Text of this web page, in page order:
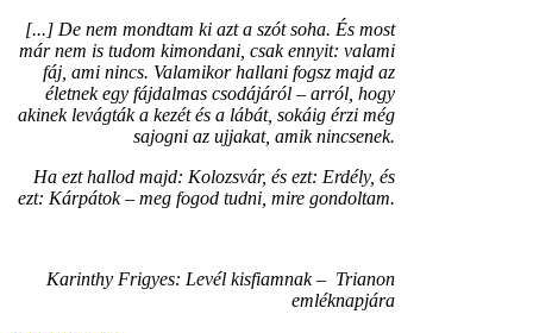
[...] De nem mondtam ki azt a szót soha. És most
már nem is tudom kimondani, csak ennyit: valami
fáj, ami nincs. Valamikor hallani fogsz majd az
életnek egy fájdalmas csodájáról – arról, hogy
akinek levágták a kezét és a lábát, sokáig érzi még
sajogni az ujjakat, amik nincsenek.
Ha ezt hallod majd: Kolozsvár, és ezt: Erdély, és
ezt: Kárpátok – meg fogod tudni, mire gondoltam.
Karinthy Frigyes: Levél kisfiamnak – Trianon
emléknapjára